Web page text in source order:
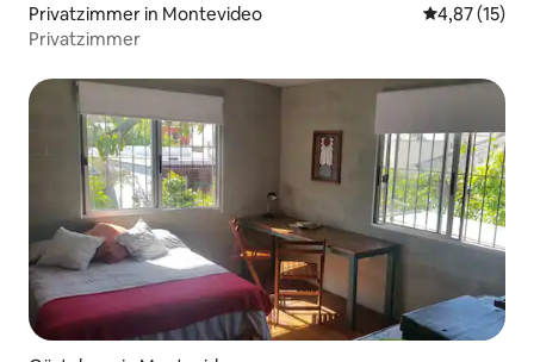
Privatzimmer in Montevideo
4,87 (15)
Privatzimmer